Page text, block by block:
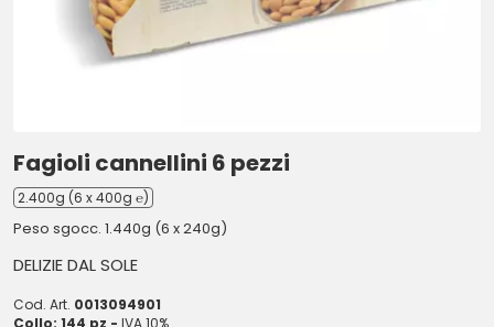
Fagioli cannellini 6 pezzi
2.400g (6 x 400g ℮)
Peso sgocc. 1.440g (6 x 240g)
DELIZIE DAL SOLE
Cod. Art. 0013094901
Collo: 144 pz - IVA 10%